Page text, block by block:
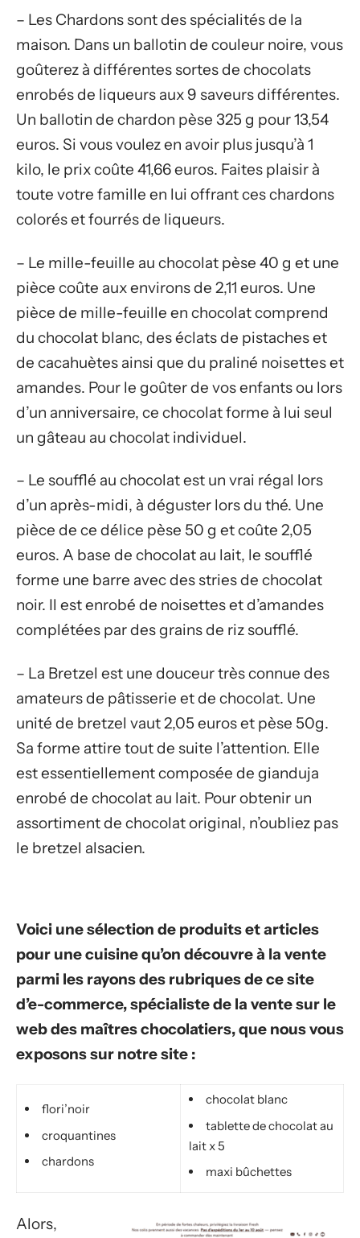
– Les Chardons sont des spécialités de la
maison. Dans un ballotin de couleur noire, vous
goûterez à différentes sortes de chocolats
enrobés de liqueurs aux 9 saveurs différentes.
Un ballotin de chardon pèse 325 g pour 13,54
euros. Si vous voulez en avoir plus jusqu’à 1
kilo, le prix coûte 41,66 euros. Faites plaisir à
toute votre famille en lui offrant ces chardons
colorés et fourrés de liqueurs.
– Le mille-feuille au chocolat pèse 40 g et une
pièce coûte aux environs de 2,11 euros. Une
pièce de mille-feuille en chocolat comprend
du chocolat blanc, des éclats de pistaches et
de cacahuètes ainsi que du praliné noisettes et
amandes. Pour le goûter de vos enfants ou lors
d’un anniversaire, ce chocolat forme à lui seul
un gâteau au chocolat individuel.
– Le soufflé au chocolat est un vrai régal lors
d’un après-midi, à déguster lors du thé. Une
pièce de ce délice pèse 50 g et coûte 2,05
euros. A base de chocolat au lait, le soufflé
forme une barre avec des stries de chocolat
noir. Il est enrobé de noisettes et d’amandes
complétées par des grains de riz soufflé.
– La Bretzel est une douceur très connue des
amateurs de pâtisserie et de chocolat. Une
unité de bretzel vaut 2,05 euros et pèse 50g.
Sa forme attire tout de suite l’attention. Elle
est essentiellement composée de gianduja
enrobé de chocolat au lait. Pour obtenir un
assortiment de chocolat original, n’oubliez pas
le bretzel alsacien.
Voici une sélection de produits et articles
pour une cuisine qu’on découvre à la vente
parmi les rayons des rubriques de ce site
d’e-commerce, spécialiste de la vente sur le
web des maîtres chocolatiers, que nous vous
exposons sur notre site :
flori’noir
croquantines
chardons
chocolat blanc
tablette de chocolat au
lait x 5
maxi bûchettes
Alors,